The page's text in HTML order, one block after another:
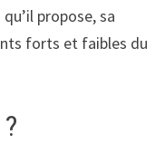
propose, sa
forts et faibles du